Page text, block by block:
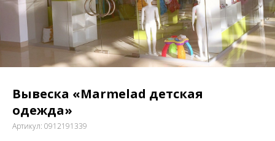
Вывеска «Marmelad детская
одежда»
Артикул: 0912191339